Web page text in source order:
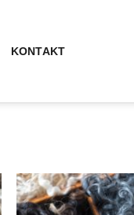
KONTAKT